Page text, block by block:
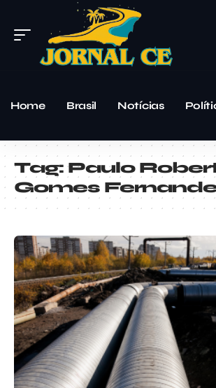
Home Brasil Notícias
Tag:Paulo
Gomes